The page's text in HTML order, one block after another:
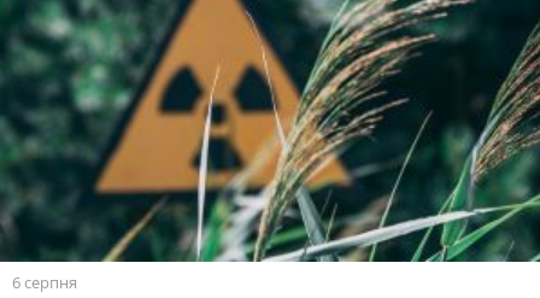
6 серпня